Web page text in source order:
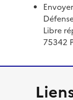
Libre
75342